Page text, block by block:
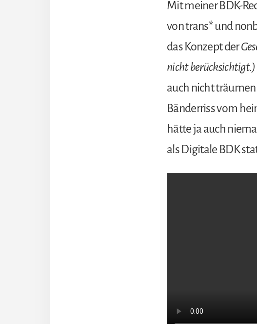
Mit meiner BDK-
von trans* und
das Konzept der
nicht berücksichtigt.)
auch nicht
Bänderriss vom
hätte ja auch
als Digitale BDK